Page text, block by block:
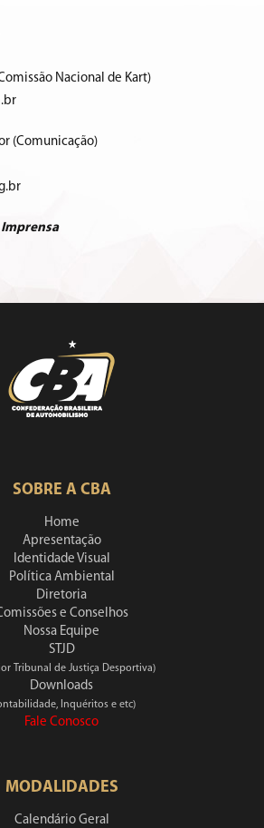
Nacional de Kart)
(Comunicação)
SOBRE A CBA
Home
Apresentação
Identidade Visual
Política Ambiental
Diretoria
e Conselhos
Nossa Equipe
STJD
Tribunal de Justiça Desportiva)
Downloads
Inquéritos e etc)
Fale Conosco
MODALIDADES
Calendário Geral